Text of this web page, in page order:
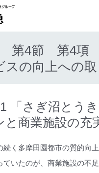
第4節 第4項
スの向上への
「さぎ沼とう
と商業施設の充
続く多摩田園都市の質的向
ていたのが、商業施設の不足